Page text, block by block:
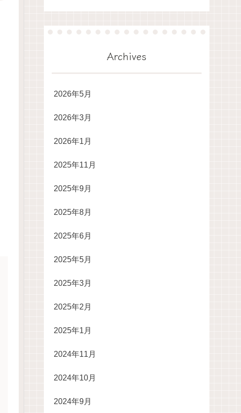
Archives
2026年5月
2026年3月
2026年1月
2025年11月
2025年9月
2025年8月
2025年6月
2025年5月
2025年3月
2025年2月
2025年1月
2024年11月
2024年10月
2024年9月